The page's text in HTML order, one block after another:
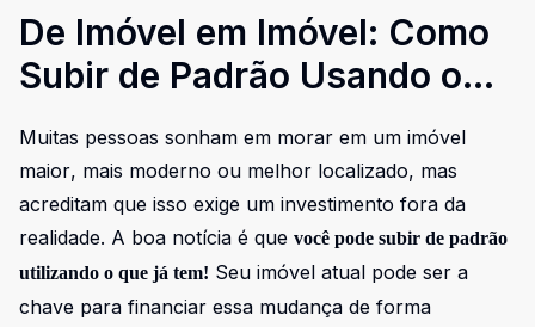
De Imóvel em Imóvel: Como
Subir de Padrão Usando o
Muitas pessoas sonham em morar em um imóvel
maior, mais moderno ou melhor localizado, mas
acreditam que isso exige um investimento fora da
realidade. A boa notícia é que você pode subir de padrão
utilizando o que já tem! Seu imóvel atual pode ser a
chave para financiar essa mudança de forma